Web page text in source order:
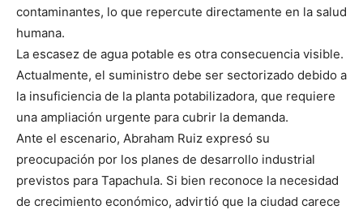
contaminantes, lo que repercute directamente en la salud
humana.
La escasez de agua potable es otra consecuencia visible.
Actualmente, el suministro debe ser sectorizado debido a
la insuficiencia de la planta potabilizadora, que requiere
una ampliación urgente para cubrir la demanda.
Ante el escenario, Abraham Ruiz expresó su
preocupación por los planes de desarrollo industrial
previstos para Tapachula. Si bien reconoce la necesidad
de crecimiento económico, advirtió que la ciudad carece